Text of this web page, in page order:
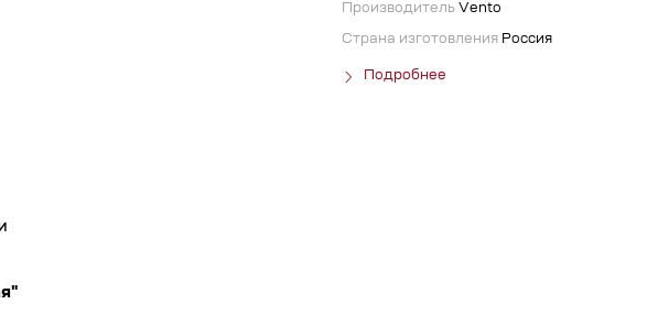
Производитель Vento
Страна изготовления Россия
Подробнее